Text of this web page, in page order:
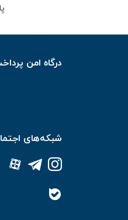
درگاه امن
شبکه‌های